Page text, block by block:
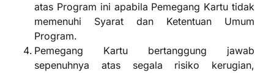
atas Program ini apabila Pemegang Kartu tidak
memenuhi Syarat dan Ketentuan Umum
Program.
Pemegang Kartu bertanggung jawab
sepenuhnya atas segala risiko kerugian,